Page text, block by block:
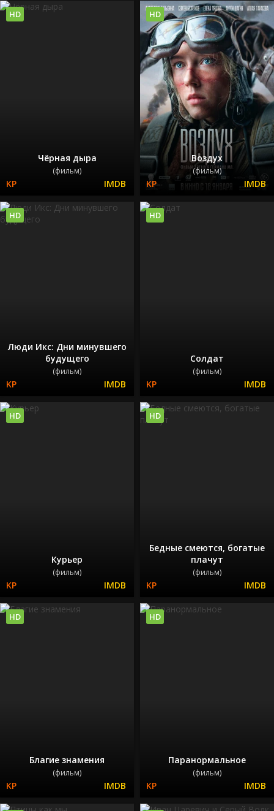
Чёрная дыра
(фильм)
HD
Воздух
(фильм)
HD
Люди Икс: Дни минувшего
будущего
(фильм)
HD
Солдат
(фильм)
HD
Курьер
(фильм)
HD
Бедные смеются, богатые
плачут
(фильм)
HD
Благие знамения
(фильм)
HD
Паранормальное
(фильм)
HD